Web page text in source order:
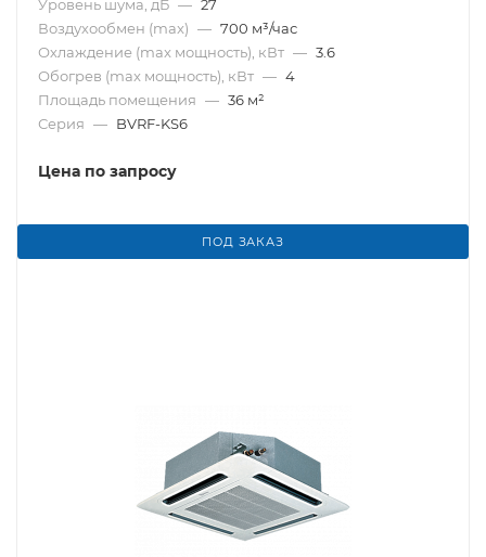
Уровень шума, дБ — 27
Воздухообмен (max) — 700 м³/час
Охлаждение (max мощность), кВт — 3.6
Обогрев (max мощность), кВт — 4
Площадь помещения — 36 м²
Серия — BVRF-KS6
Цена по запросу
ПОД ЗАКАЗ